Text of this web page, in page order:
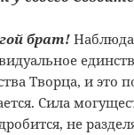
брат!
Творца, и это
Сила
не